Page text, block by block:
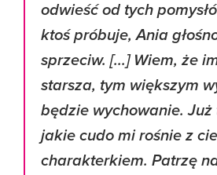
odwieść od tych
ktoś próbuje, Ania
sprzeciw. [...] Wiem, że
starsza, tym większym
będzie wychowanie. Już
jakie cudo mi rośnie z
charakterkiem. Patrzę